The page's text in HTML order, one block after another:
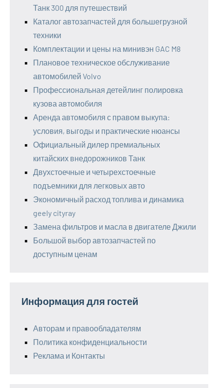
Танк 300 для путешествий
Каталог автозапчастей для большегрузной
техники
Комплектации и цены на минивэн GAC M8
Плановое техническое обслуживание
автомобилей Volvo
Профессиональная детейлинг полировка
кузова автомобиля
Аренда автомобиля с правом выкупа:
условия, выгоды и практические нюансы
Официальный дилер премиальных
китайских внедорожников Танк
Двухстоечные и четырехстоечные
подъемники для легковых авто
Экономичный расход топлива и динамика
geely cityray
Замена фильтров и масла в двигателе Джили
Большой выбор автозапчастей по
доступным ценам
Информация для гостей
Авторам и правообладателям
Политика конфиденциальности
Реклама и Контакты